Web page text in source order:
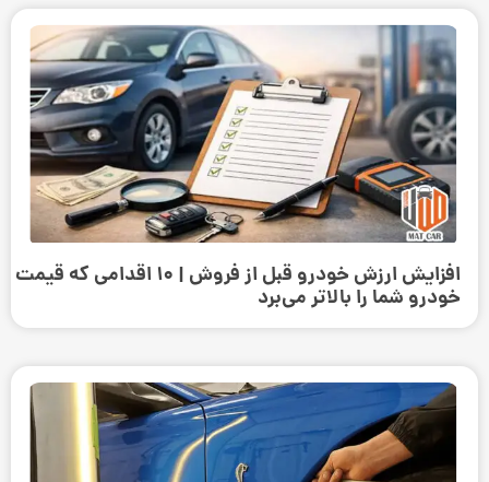
افزایش ارزش خودرو قبل از فروش | ۱۰ اقدامی که قیمت
خودرو شما را بالاتر می‌برد